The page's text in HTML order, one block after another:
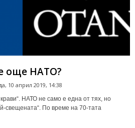
още НАТО?
10 април 2019, 14:38
НАТО не само е една от тях, но
свещената“. По време на 70-тата